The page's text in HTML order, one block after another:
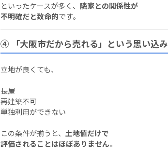
といったケースが多く、 隣家との関係性が
不明確だと致命的です。
④ 「大阪市だから売れる」という思い込み
立地が良くても、
長屋
再建築不可
単独利用ができない
この条件が揃うと、 土地値だけで
評価されることはほぼありません。